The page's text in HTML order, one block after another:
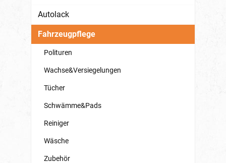
Autolack
Fahrzeugpflege
Polituren
Wachse&Versiegelungen
Tücher
Schwämme&Pads
Reiniger
Wäsche
Zubehör